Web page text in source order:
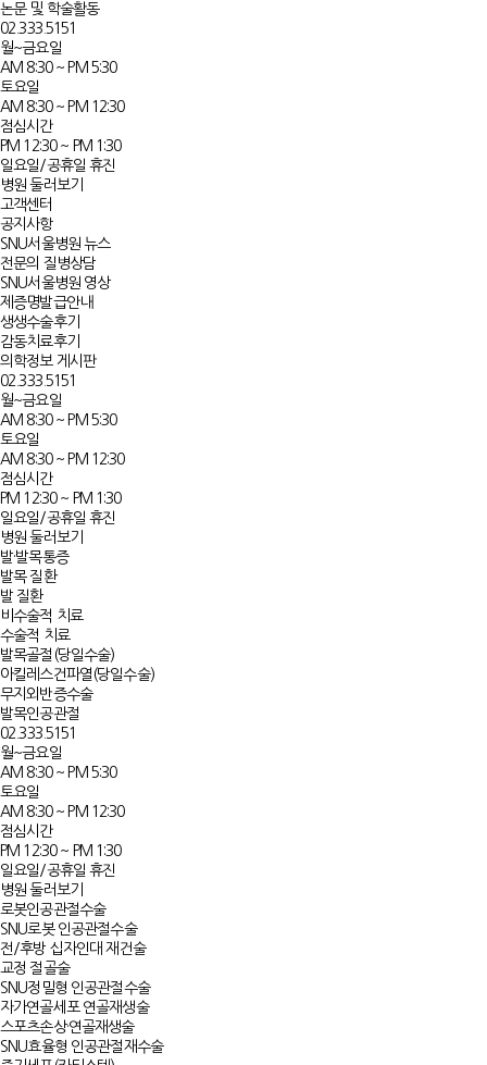
논문 및 학술활동
02.333.5151
월~금요일
AM 8:30 ~ PM 5:30
토요일
AM 8:30 ~ PM 12:30
점심시간
PM 12:30 ~ PM 1:30
일요일/공휴일 휴진
병원 둘러보기
고객센터
공지사항
SNU서울병원 뉴스
전문의 질병상담
SNU서울병원 영상
제증명발급안내
생생수술후기
감동치료후기
의학정보 게시판
02.333.5151
월~금요일
AM 8:30 ~ PM 5:30
토요일
AM 8:30 ~ PM 12:30
점심시간
PM 12:30 ~ PM 1:30
일요일/공휴일 휴진
병원 둘러보기
발·발목통증
발목 질환
발 질환
비수술적 치료
수술적 치료
발목골절(당일수술)
아킬레스건파열(당일수술)
무지외반증수술
발목인공관절
02.333.5151
월~금요일
AM 8:30 ~ PM 5:30
토요일
AM 8:30 ~ PM 12:30
점심시간
PM 12:30 ~ PM 1:30
일요일/공휴일 휴진
병원 둘러보기
로봇인공관절수술
SNU로봇 인공관절수술
전/후방 십자인대 재건술
교정 절골술
SNU정밀형 인공관절수술
자가연골세포 연골재생술​​
스포츠손상·연골재생술
SNU효율형 인공관절재수술​